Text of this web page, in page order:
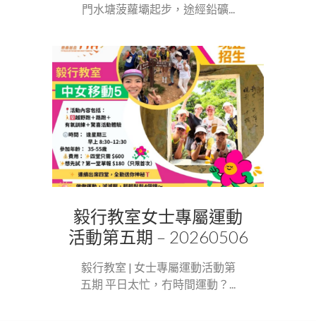
門水塘菠蘿壩起步，途經鉛礦...
毅行教室女士專屬運動
活動第五期 – 20260506
毅行教室 | 女士專屬運動活動第
五期 平日太忙，冇時間運動？...